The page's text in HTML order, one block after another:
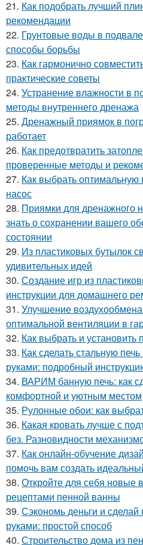
21. Как подобрать лучший
рекомендации
22. Грунтовые воды в
способы борьбы
23. Как гармонично
практические советы
24. Устранение влажности в
методы внутреннего дренажа
25. Дренажный приямок в
работает
26. Как предотвратить
проверенные методы и
27. Как выбрать
насос
28. Приямки для дренажного
знать о сохранении вашего
состоянии
29. Из пластиковых бутылок
удивительных идей
30. Создание игр из
инструкции для домашнего
31. Улучшение
оптимальной вентиляции в
32. Как выбрать и установить
33. Как сделать стальную
руками: подробный
34. ВАРИМ банную печь: как
комфортной и уютным местом
35. Рулонные обои: как
36. Какая кровать лучше с
без. Разновидности
37. Как онлайн-обучение
помочь вам создать
38. Откройте для себя новые
рецептами пенной ванны
39. Сэкономь деньги и
руками: простой способ
40. Строительство дома из